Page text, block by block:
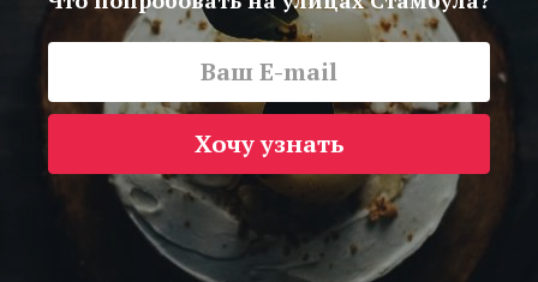
Хочу узнать